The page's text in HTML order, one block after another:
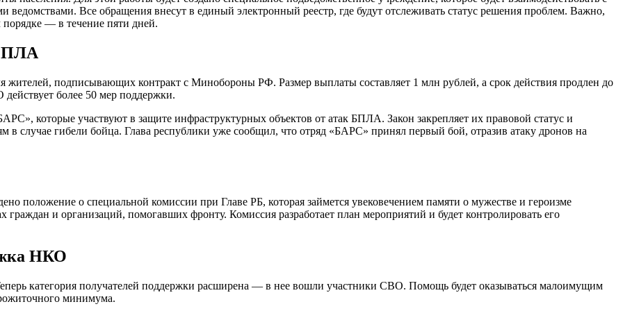
Все обращения внесут в единый электронный реестр, где будут отслеживать статус решения проблем. Важно,
— в течение пяти дней.
подписывающих контракт с Минобороны РФ. Размер выплаты составляет 1 млн рублей, а срок действия продлен до
более 50 мер поддержки.
которые участвуют в защите инфраструктурных объектов от атак БПЛА. Закон закрепляет их правовой статус и
случае гибели бойца. Глава республики уже сообщил, что отряд «БАРС» принял первый бой, отразив атаку дронов на
положение о специальной комиссии при Главе РБ, которая займется увековечением памяти о мужестве и героизме
и организаций, помогавших фронту. Комиссия разработает план мероприятий и будет контролировать его
НКО
категория получателей поддержки расширена — в нее вошли участники СВО. Помощь будет оказываться малоимущим
минимума.